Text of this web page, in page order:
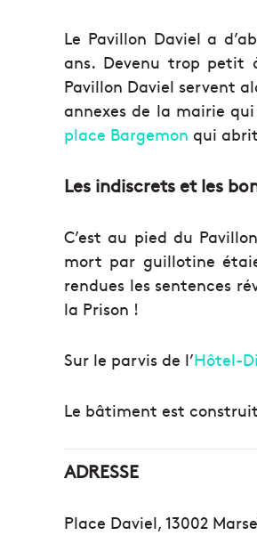
Le Pavillon Daviel a
ans. Devenu trop petit
Pavillon Daviel servent
annexes de la mairie
place Bargemon qui
Les indiscrets et les
C’est au pied du
mort par guillotine
rendues les sentences
la Prison !
Sur le parvis de l’Hôtel-
Le bâtiment est
ADRESSE
Place Daviel, 13002